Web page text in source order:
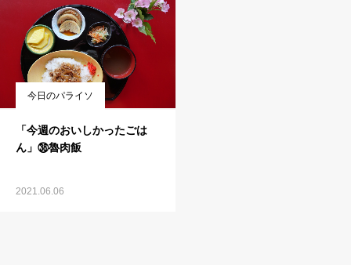
今日のパライソ
「今週のおいしかったごは
ん」㊳魯肉飯
2021.06.06